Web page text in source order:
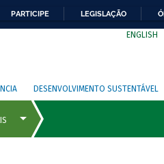
PARTICIPE LEGISLAÇÃO
ENGLISH
DESENVOLVIMENTO SUSTENTÁVEL